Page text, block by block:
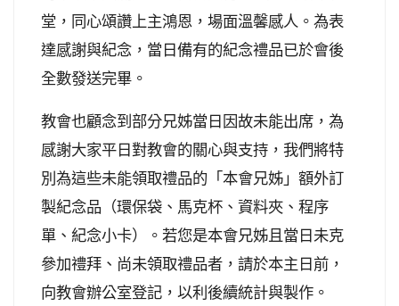
堂，同心頌讚上主鴻恩，場面溫馨感人。為表
達感謝與紀念，當日備有的紀念禮品已於會後
全數發送完畢。
教會也顧念到部分兄姊當日因故未能出席，為
感謝大家平日對教會的關心與支持，我們將特
別為這些未能領取禮品的「本會兄姊」額外訂
製紀念品（環保袋、馬克杯、資料夾、程序
單、紀念小卡）。若您是本會兄姊且當日未克
參加禮拜、尚未領取禮品者，請於本主日前，
向教會辦公室登記，以利後續統計與製作。